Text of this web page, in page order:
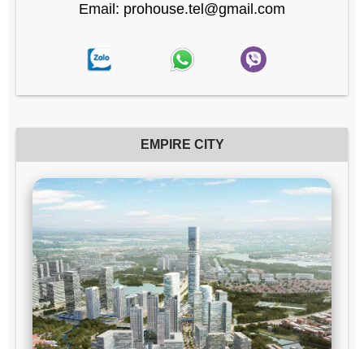
Email: prohouse.tel@gmail.com
EMPIRE CITY